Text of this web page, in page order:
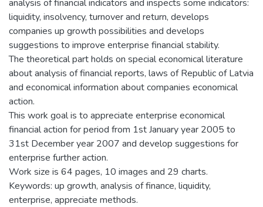
analysis of financial indicators and inspects some indicators:
liquidity, insolvency, turnover and return, develops
companies up growth possibilities and develops
suggestions to improve enterprise financial stability.
The theoretical part holds on special economical literature
about analysis of financial reports, laws of Republic of Latvia
and economical information about companies economical
action.
This work goal is to appreciate enterprise economical
financial action for period from 1st January year 2005 to
31st December year 2007 and develop suggestions for
enterprise further action.
Work size is 64 pages, 10 images and 29 charts.
Keywords: up growth, analysis of finance, liquidity,
enterprise, appreciate methods.